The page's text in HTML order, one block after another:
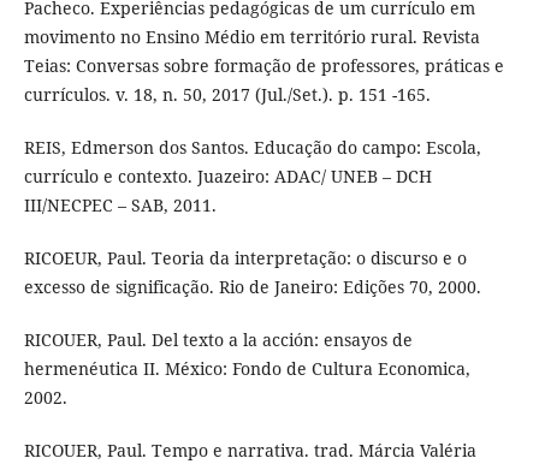
Pacheco. Experiências pedagógicas de um currículo em
movimento no Ensino Médio em território rural. Revista
Teias: Conversas sobre formação de professores, práticas e
currículos. v. 18, n. 50, 2017 (Jul./Set.). p. 151 -165.
REIS, Edmerson dos Santos. Educação do campo: Escola,
currículo e contexto. Juazeiro: ADAC/ UNEB – DCH
III/NECPEC – SAB, 2011.
RICOEUR, Paul. Teoria da interpretação: o discurso e o
excesso de significação. Rio de Janeiro: Edições 70, 2000.
RICOUER, Paul. Del texto a la acción: ensayos de
hermenéutica II. México: Fondo de Cultura Economica,
2002.
RICOUER, Paul. Tempo e narrativa. trad. Márcia Valéria